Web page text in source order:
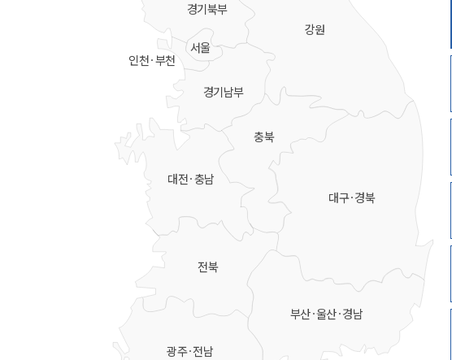
강원
충북
대전·충남
대구·경북
부산·울산·경남
전북
광주·전남
경기북부
경기남부
서울
인천·부천